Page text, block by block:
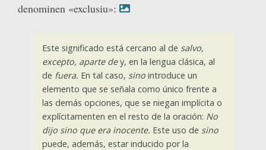
denominen «exclusiu»:
Este significado está cercano al de salvo,
excepto, aparte dey, en la lengua clásica, al
de fuera. En tal caso, sinointroduce un
elemento que se señala como único frente a
las demás opciones, que se niegan implícita o
explícitamenten en el resto de la oración: No
dijo sino que era inocente. Este uso de sino
puede, además, estar inducido por la